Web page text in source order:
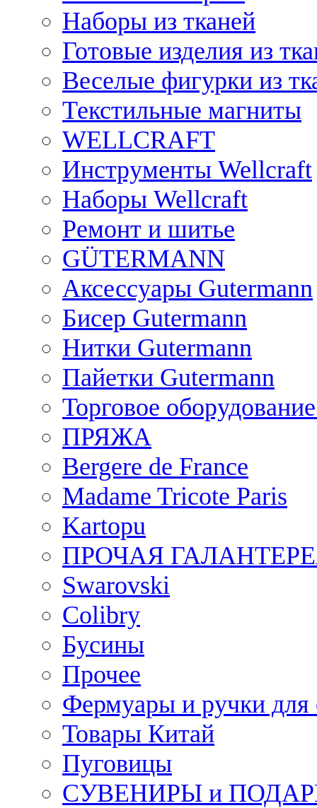
Наборы из тканей
Готовые изделия из
Веселые фигурки из
Текстильные магниты
WELLCRAFT
Инструменты Wellcraft
Наборы Wellcraft
Ремонт и шитье
GÜTERMANN
Аксессуары Gutermann
Бисер Gutermann
Нитки Gutermann
Пайетки Gutermann
Торговое
ПРЯЖА
Bergere de France
Madame Tricote Paris
Kartopu
ПРОЧАЯ
Swarovski
Colibry
Бусины
Прочее
Фермуары и ручки для
Товары Китай
Пуговицы
СУВЕНИРЫ и